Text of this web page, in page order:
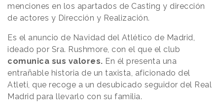
menciones en los apartados de Casting y dirección
de actores y Dirección y Realización.
Es el anuncio de Navidad del Atlético de Madrid,
ideado por Sra. Rushmore, con el que el club
comunica sus valores. En él presenta una
entrañable historia de un taxista, aficionado del
Atleti, que recoge a un desubicado seguidor del Real
Madrid para llevarlo con su familia.